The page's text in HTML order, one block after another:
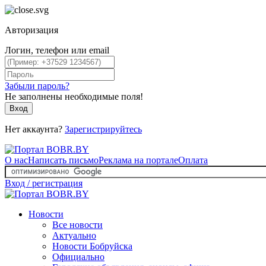
Авторизация
Логин, телефон или email
Забыли пароль?
Не заполнены необходимые поля!
Вход
Нет аккаунта? Зарегистрируйтесь
О насНаписать письмоРеклама на порталеОплата
Вход / регистрация
Новости
Все новости
Актуально
Новости Бобруйска
Официально